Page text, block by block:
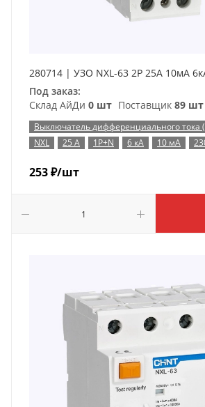
280714 | УЗО NXL-63 2P 25А 10мА
Под заказ:
Склад АйДи 0 шт Поставщик 89 шт
Выключатель дифференциального тока
NXL
25 А 1P+N 6 кА 10 мА
253₽/шт